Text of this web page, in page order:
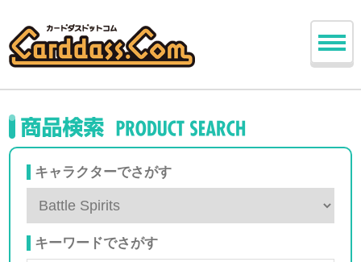
キャラクターでさがす
キーワードでさがす